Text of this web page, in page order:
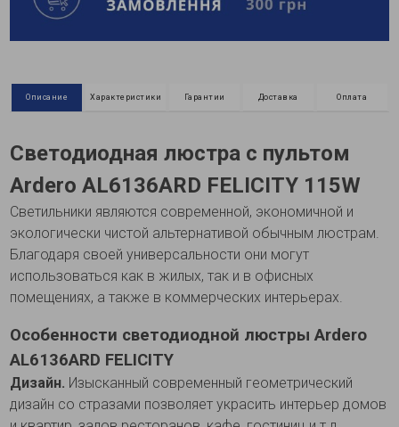
Описание Характеристики Гарантии Доставка Оплата
Светодиодная люстра с пультом
Ardero AL6136ARD FELICITY 115W
Светильники являются современной, экономичной и
экологически чистой альтернативой обычным люстрам.
Благодаря своей универсальности они могут
использоваться как в жилых, так и в офисных
помещениях, а также в коммерческих интерьерах.
Особенности светодиодной люстры Ardero
AL6136ARD FELICITY
Дизайн. Изысканный современный геометрический
дизайн со стразами позволяет украсить интерьер домов